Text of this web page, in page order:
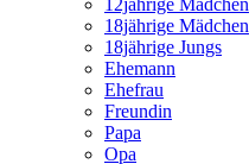
12jährige Mädchen
18jährige Mädchen
18jährige Jungs
Ehemann
Ehefrau
Freundin
Papa
Opa